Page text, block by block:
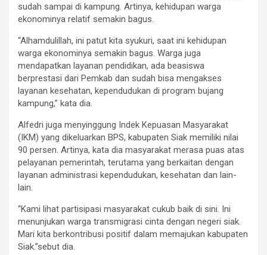
sudah sampai di kampung. Artinya, kehidupan warga
ekonominya relatif semakin bagus.
“Alhamdulillah, ini patut kita syukuri, saat ini kehidupan
warga ekonominya semakin bagus. Warga juga
mendapatkan layanan pendidikan, ada beasiswa
berprestasi dari Pemkab dan sudah bisa mengakses
layanan kesehatan, kependudukan di program bujang
kampung,” kata dia.
Alfedri juga menyinggung Indek Kepuasan Masyarakat
(IKM) yang dikeluarkan BPS, kabupaten Siak memiliki nilai
90 persen. Artinya, kata dia masyarakat merasa puas atas
pelayanan pemerintah, terutama yang berkaitan dengan
layanan administrasi kependudukan, kesehatan dan lain-
lain.
“Kami lihat partisipasi masyarakat cukub baik di sini. Ini
menunjukan warga transmigrasi cinta dengan negeri siak.
Mari kita berkontribusi positif dalam memajukan kabupaten
Siak.”sebut dia.